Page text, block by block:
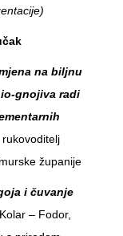
na biljnu
gnojiva radi
županije
i čuvanje
– Fodor,